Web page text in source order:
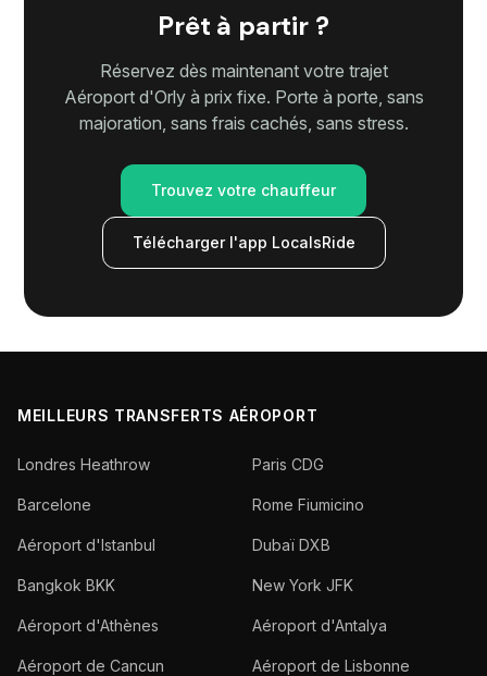
Prêt à partir ?
Réservez dès maintenant votre trajet
Aéroport d'Orly à prix fixe. Porte à porte, sans
majoration, sans frais cachés, sans stress.
Trouvez votre chauffeur
Télécharger l'app LocalsRide
MEILLEURS TRANSFERTS AÉROPORT
Londres Heathrow Paris CDG
Barcelone Rome Fiumicino
Aéroport d'Istanbul Dubaï DXB
Bangkok BKK New York JFK
Aéroport d'Athènes Aéroport d'Antalya
Aéroport de Cancun Aéroport de Lisbonne